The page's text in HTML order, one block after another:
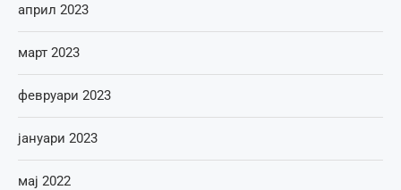
април 2023
март 2023
февруари 2023
јануари 2023
мај 2022